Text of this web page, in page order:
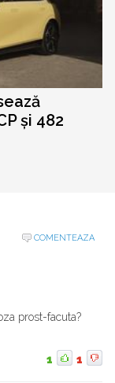
și 482
COMENTEAZA
prost-facuta?
1 1